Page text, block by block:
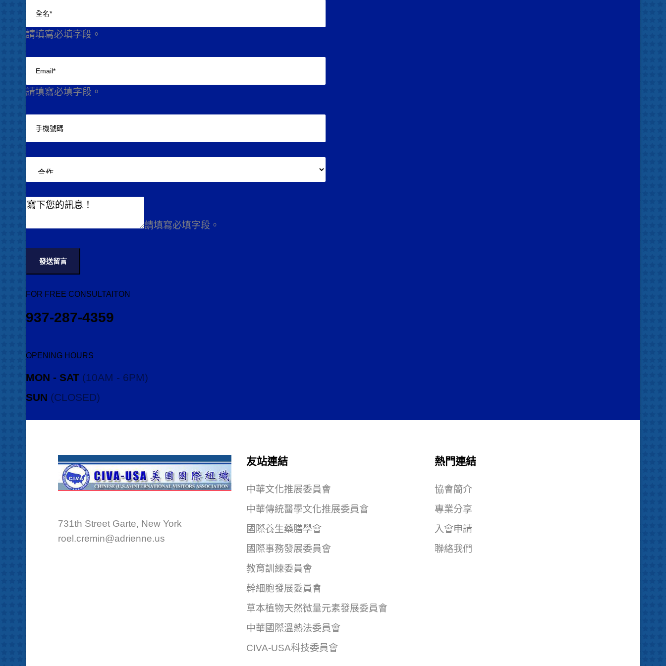
請填寫必填字段。
請填寫必填字段。
請填寫必填字段。
發送留言
FOR FREE CONSULTAITON
937-287-4359
OPENING HOURS
MON - SAT (10AM - 6PM)
SUN (CLOSED)
731th Street Garte, New York
roel.cremin@adrienne.us
友站連結
中華文化推展委員會
中華傳統醫學文化推展委員會
國際養生藥膳學會
國際事務發展委員會
教育訓練委員會
幹細胞發展委員會
草本植物天然微量元素發展委員會
中華國際溫熱法委員會
CIVA-USA科技委員會
熱門連結
協會簡介
專業分享
入會申請
聯絡我們